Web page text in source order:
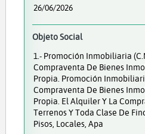
26/06/2026
Objeto Social
1.- Promoción Inmobiliaria
Compraventa De Bienes
Propia. Promoción
Compraventa De Bienes
Propia. El Alquiler Y La
Terrenos Y Toda Clase De
Pisos, Locales, Apa